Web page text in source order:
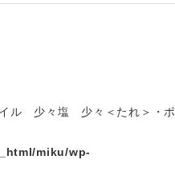
ル 少々塩 少々＜たれ＞・ポ
miku/wp-